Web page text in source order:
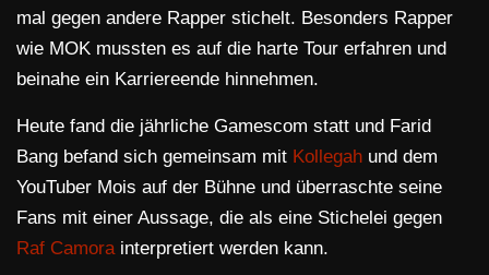
mal gegen andere Rapper stichelt. Besonders Rapper
wie MOK mussten es auf die harte Tour erfahren und
beinahe ein Karriereende hinnehmen.
Heute fand die jährliche Gamescom statt und Farid
Bang befand sich gemeinsam mit Kollegah und dem
YouTuber Mois auf der Bühne und überraschte seine
Fans mit einer Aussage, die als eine Stichelei gegen
Raf Camorainterpretiert werden kann.